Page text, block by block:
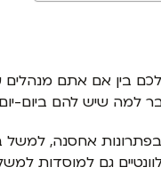
לכם בין אם אתם
למה שיש להם ביום-
בפתרונות אחסנה,
גם למוסדות